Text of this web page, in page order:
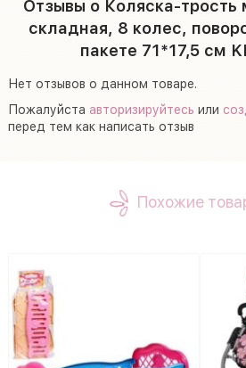
Отзывы о Коляска-трость
складная, 8 колес,
пакете 71*17,5 см
Нет отзывов о данном товаре.
Пожалуйста авторизируйтесь или
перед тем как написать отзыв
Похожие